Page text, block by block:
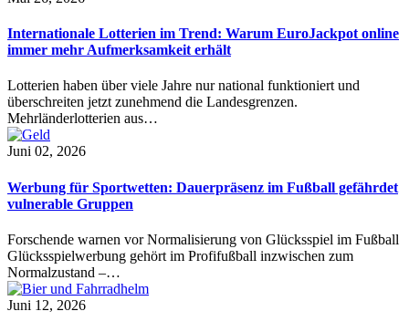
Internationale Lotterien im Trend: Warum EuroJackpot online
immer mehr Aufmerksamkeit erhält
Lotterien haben über viele Jahre nur national funktioniert und
überschreiten jetzt zunehmend die Landesgrenzen.
Mehrländerlotterien aus…
Juni 02, 2026
Werbung für Sportwetten: Dauerpräsenz im Fußball gefährdet
vulnerable Gruppen
Forschende warnen vor Normalisierung von Glücksspiel im Fußball
Glücksspielwerbung gehört im Profifußball inzwischen zum
Normalzustand –…
Juni 12, 2026